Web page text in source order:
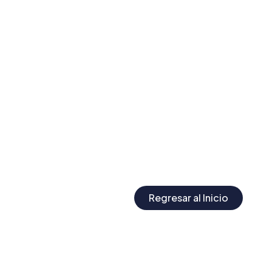
Regresar al Inicio